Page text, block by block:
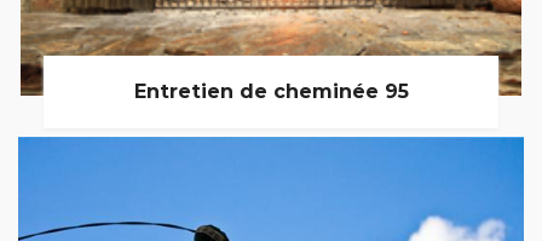
Entretien de cheminée 95